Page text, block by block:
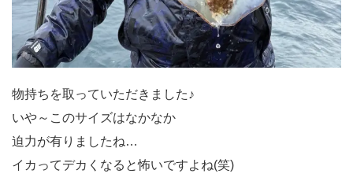
物持ちを取っていただきました♪
いや～このサイズはなかなか
迫力が有りましたね…
イカってデカくなると怖いですよね(笑)